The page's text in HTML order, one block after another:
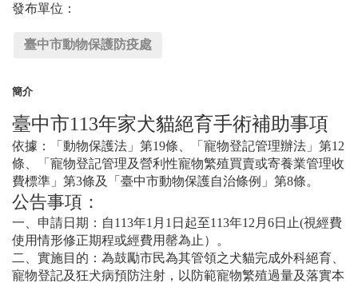
發布單位：
臺中市動物保護防疫處
簡介
臺中市113年家犬貓絕育手術補助事項
依據：「動物保護法」第19條、「寵物登記管理辦法」第12
條、「寵物登記管理及營利性寵物繁殖買賣或寄養業管理收
費標準」第3條及「臺中市動物保護自治條例」第8條。
公告事項：
​一、申請日期：自113年1月1日起至113年12月6日止(視經費
使用情形修正期程或經費用罄為止）。
二、實施目的：為鼓勵市民為其管領之犬貓完成外科絕育、
寵物登記及狂犬病預防注射，以防範寵物繁殖過量及落實本